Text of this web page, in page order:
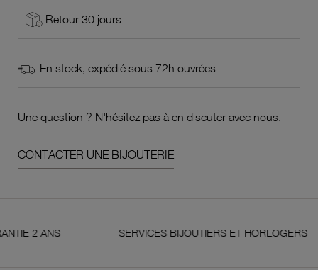
Retour 30 jours
En stock, expédié sous 72h ouvrées
Une question ? N'hésitez pas à en discuter avec nous.
CONTACTER UNE BIJOUTERIE
ANS SERVICES BIJOUTIERS ET HORLOGERS